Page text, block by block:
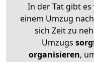
In der Tat gibt
einem Umzug
sich Zeit zu
Umzugs
organisieren,